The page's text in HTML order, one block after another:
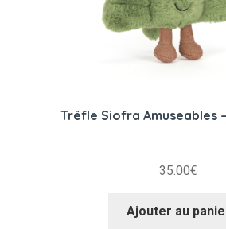
Trêfle Siofra Amuseables
35.00€
Ajouter au